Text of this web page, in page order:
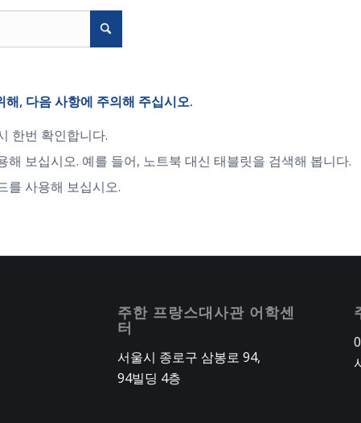
해, 다음 사항에 주의해 주십시오.
한번 확인합니다.
해 보십시오. 예를 들어, 노트북 대신 태블릿을 검색해 봅니다.
를 사용해 보십시오.
주한 프랑스대사관 어학센
터
서울시 종로구 삼봉로 94,
94빌딩 4층